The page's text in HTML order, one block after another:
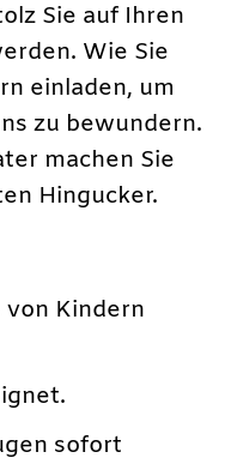
Sie auf Ihren
Wie Sie
einladen, um
zu bewundern.
machen Sie
Hingucker.
von Kindern
sofort